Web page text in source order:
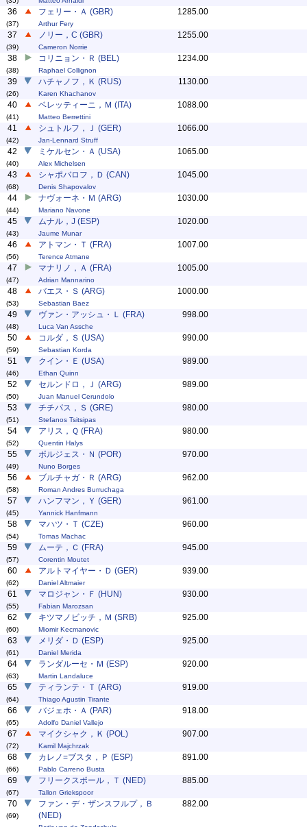
36
(37)
フェリー・Ａ (GBR)
Arthur Fery
1285.00
37
(39)
ノリー，C (GBR)
Cameron Norrie
1255.00
38
(38)
コリニョン・Ｒ (BEL)
Raphael Collignon
1234.00
39
(26)
ハチャノフ，Ｋ (RUS)
Karen Khachanov
1130.00
40
(41)
ベレッティーニ，Ｍ (ITA)
Matteo Berrettini
1088.00
41
(42)
シュトルフ，Ｊ (GER)
Jan-Lennard Struff
1066.00
42
(40)
ミケルセン・Ａ (USA)
Alex Michelsen
1065.00
43
(68)
シャポバロフ，Ｄ (CAN)
Denis Shapovalov
1045.00
44
(44)
ナヴォーネ・Ｍ (ARG)
Mariano Navone
1030.00
45
(43)
ムナル，J (ESP)
Jaume Munar
1020.00
46
(56)
アトマン・Ｔ (FRA)
Terence Atmane
1007.00
47
(47)
マナリノ，Ａ (FRA)
Adrian Mannarino
1005.00
48
(53)
バエス・Ｓ (ARG)
Sebastian Baez
1000.00
49
(48)
ヴァン・アッシュ・Ｌ (FRA)
Luca Van Assche
998.00
50
(59)
コルダ，Ｓ (USA)
Sebastian Korda
990.00
51
(46)
クイン・Ｅ (USA)
Ethan Quinn
989.00
52
(50)
セルンドロ，Ｊ (ARG)
Juan Manuel Cerundolo
989.00
53
(51)
チチパス，Ｓ (GRE)
Stefanos Tsitsipas
980.00
54
(52)
アリス，Ｑ (FRA)
Quentin Halys
980.00
55
(49)
ボルジェス・Ｎ (POR)
Nuno Borges
970.00
56
(58)
ブルチャガ・Ｒ (ARG)
Roman Andres Burruchaga
962.00
57
(45)
ハンフマン，Ｙ (GER)
Yannick Hanfmann
961.00
58
(54)
マハツ・Ｔ (CZE)
Tomas Machac
960.00
59
(57)
ムーテ，Ｃ (FRA)
Corentin Moutet
945.00
60
(62)
アルトマイヤー・Ｄ (GER)
Daniel Altmaier
939.00
61
(55)
マロジャン・Ｆ (HUN)
Fabian Marozsan
930.00
62
(60)
キツマノビッチ，Ｍ (SRB)
Miomir Kecmanovic
925.00
63
(61)
メリダ・Ｄ (ESP)
Daniel Merida
925.00
64
(63)
ランダルーセ・Ｍ (ESP)
Martin Landaluce
920.00
65
(64)
ティランテ・Ｔ (ARG)
Thiago Agustin Tirante
919.00
66
(65)
バジェホ・Ａ (PAR)
Adolfo Daniel Vallejo
918.00
67
(72)
マイクシャク，Ｋ (POL)
Kamil Majchrzak
907.00
68
(66)
カレノ=ブスタ，Ｐ (ESP)
Pablo Carreno Busta
891.00
69
(67)
フリークスポール，Ｔ (NED)
Tallon Griekspoor
885.00
70
(69)
ファン・デ・ザンスフルプ，Ｂ
(NED)
882.00